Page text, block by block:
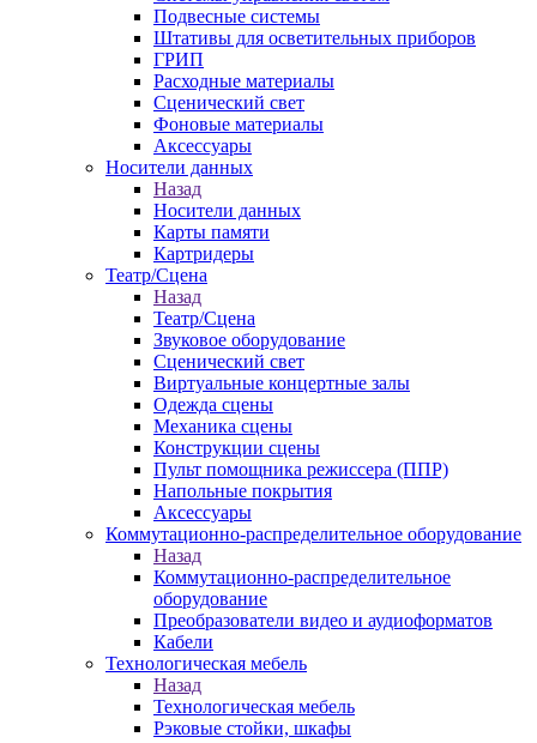
Подвесные системы
Штативы для осветительных приборов
ГРИП
Расходные материалы
Сценический свет
Фоновые материалы
Аксессуары
Носители данных
Назад
Носители данных
Карты памяти
Картридеры
Театр/Сцена
Назад
Театр/Сцена
Звуковое оборудование
Сценический свет
Виртуальные концертные залы
Одежда сцены
Механика сцены
Конструкции сцены
Пульт помощника режиссера (ППР)
Напольные покрытия
Аксессуары
Коммутационно-распределительное оборудование
Назад
Коммутационно-распределительное
оборудование
Преобразователи видео и аудиоформатов
Кабели
Технологическая мебель
Назад
Технологическая мебель
Рэковые стойки, шкафы